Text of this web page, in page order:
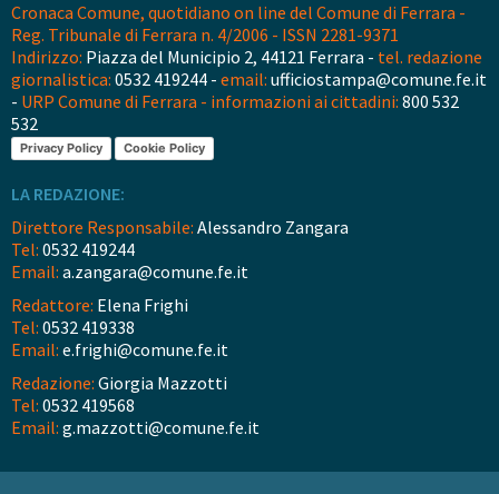
Cronaca Comune, quotidiano on line del Comune di Ferrara -
Reg. Tribunale di Ferrara n. 4/2006 - ISSN 2281-9371
Indirizzo: Piazza del Municipio 2, 44121 Ferrara - tel. redazione
giornalistica: 0532 419244 - email: ufficiostampa@comune.fe.it
- URP Comune di Ferrara - informazioni ai cittadini: 800 532
532
Privacy Policy Cookie Policy
LA REDAZIONE:
Direttore Responsabile: Alessandro Zangara
Tel: 0532 419244
Email: a.zangara@comune.fe.it
Redattore: Elena Frighi
Tel: 0532 419338
Email: e.frighi@comune.fe.it
Redazione: Giorgia Mazzotti
Tel: 0532 419568
Email: g.mazzotti@comune.fe.it